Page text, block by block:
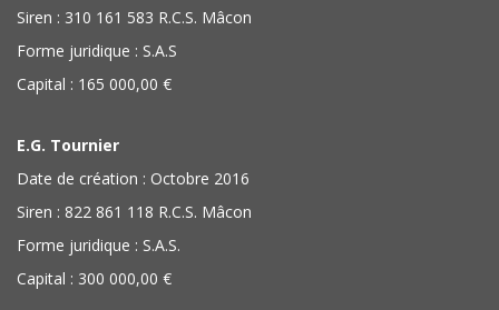
Siren : 310 161 583 R.C.S. Mâcon
Forme juridique : S.A.S
Capital : 165 000,00 €
E.G. Tournier
Date de création : Octobre 2016
Siren : 822 861 118 R.C.S. Mâcon
Forme juridique : S.A.S.
Capital : 300 000,00 €